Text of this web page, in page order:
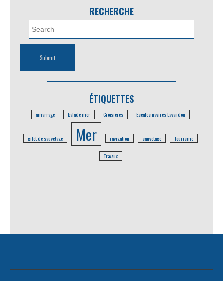
RECHERCHE
ÉTIQUETTES
amarrage balade mer Croisières Escales navires Lavandou
gilet de sauvetage Mer navigation sauvetage Tourisme
Travaux